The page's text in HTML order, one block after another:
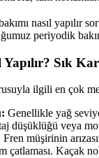
nasıl yapılır
periyodik
Sık
ilgili en çok
Genellikle yağ
düşüklüğü veya
Fren müşirinin
çatlaması. Kaçak